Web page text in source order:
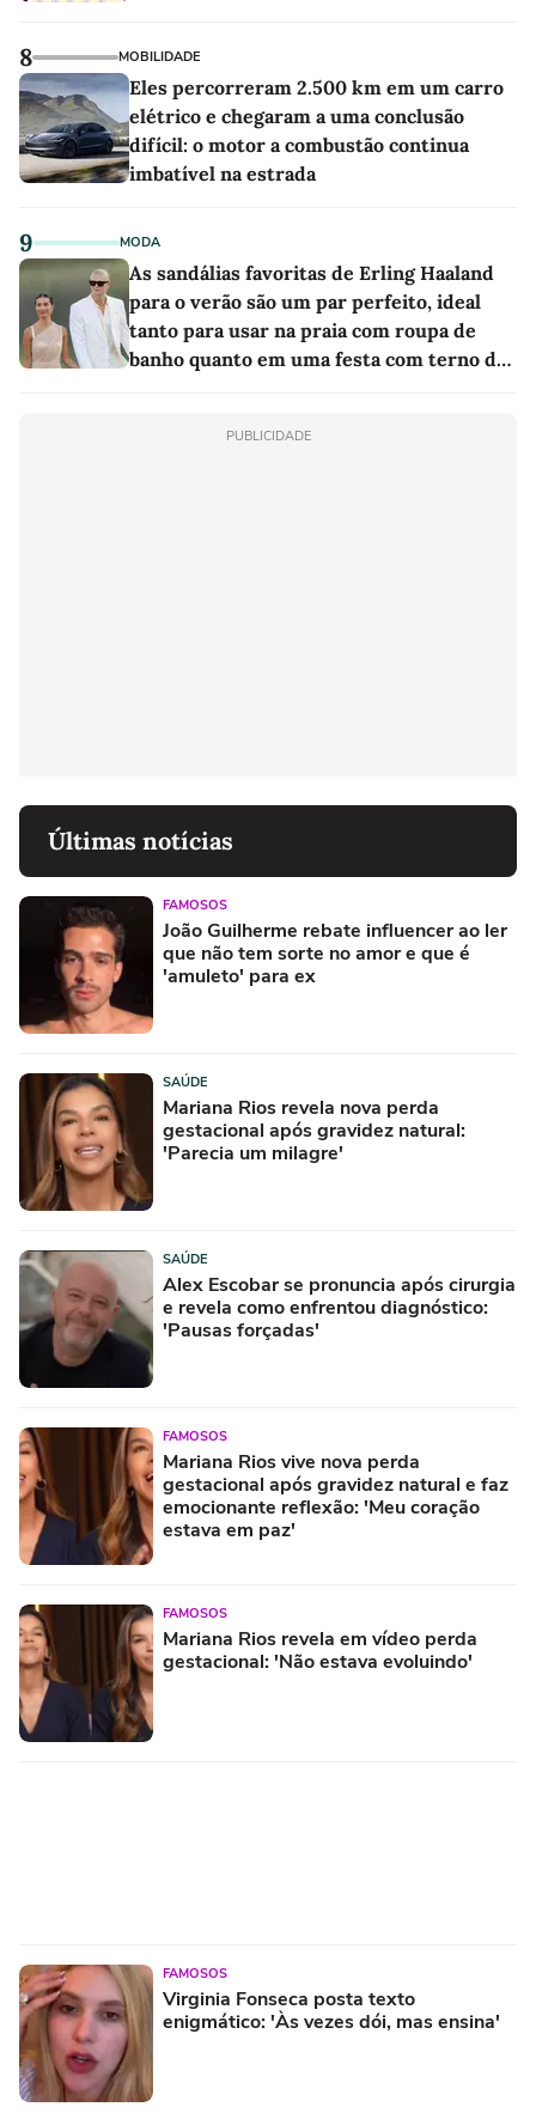
8 MOBILIDADE
Eles percorreram 2.500 km em um carro
elétrico e chegaram a uma conclusão
difícil: o motor a combustão continua
imbatível na estrada
9 MODA
As sandálias favoritas de Erling Haaland
para o verão são um par perfeito, ideal
tanto para usar na praia com roupa de
banho quanto em uma festa com terno de
PUBLICIDADE
Últimas notícias
FAMOSOS
João Guilherme rebate influencer ao ler
que não tem sorte no amor e que é
'amuleto' para ex
SAÚDE
Mariana Rios revela nova perda
gestacional após gravidez natural:
'Parecia um milagre'
SAÚDE
Alex Escobar se pronuncia após cirurgia
e revela como enfrentou diagnóstico:
'Pausas forçadas'
FAMOSOS
Mariana Rios vive nova perda
gestacional após gravidez natural e faz
emocionante reflexão: 'Meu coração
estava em paz'
FAMOSOS
Mariana Rios revela em vídeo perda
gestacional: 'Não estava evoluindo'
FAMOSOS
Virginia Fonseca posta texto
enigmático: 'Às vezes dói, mas ensina'